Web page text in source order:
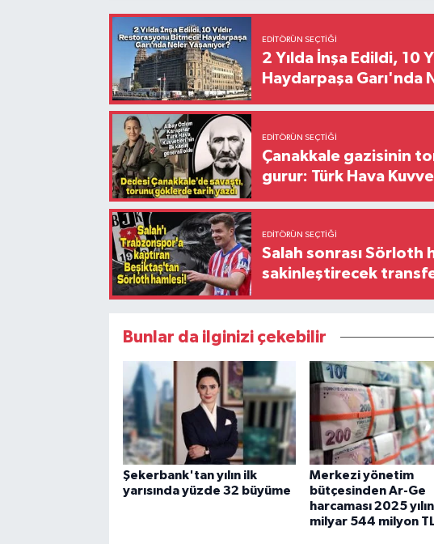
EDITÖRÜN SEÇTIĞI
2 Yılda İnşa Edildi, 10
Haydarpaşa Garı'nda
EDITÖRÜN SEÇTIĞI
Çanakkale gazisinin
gurur: Türk Hava
EDITÖRÜN SEÇTIĞI
Salah sonrası Sörloth
sakinleştirecek
Bunlar da ilginizi çekebilir
Şekerbank'tan yılın ilk
yarısında yüzde 32 büyüme
Merkezi yönetim
bütçesinden Ar-Ge
harcaması 2025
milyar 544 milyon